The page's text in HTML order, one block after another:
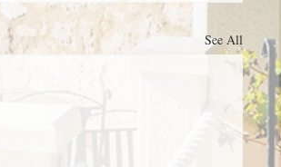
See All